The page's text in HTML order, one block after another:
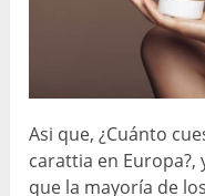
Asi que, ¿Cuánto
carattia en
que la mayoría de